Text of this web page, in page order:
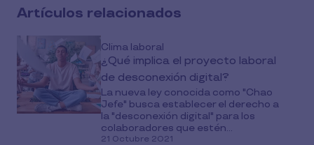
Artículos relacionados
Clima laboral
¿Qué implica el proyecto laboral
de desconexión digital?
La nueva ley conocida como "Chao
Jefe" busca establecer el derecho a
la "desconexión digital" para los
colaboradores que estén...
21 Octubre 2021